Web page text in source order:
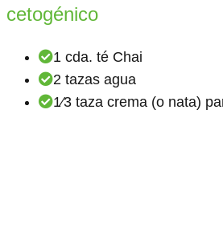
cetogénico
1 cda. té Chai
2 tazas agua
1⁄3 taza crema (o nata)